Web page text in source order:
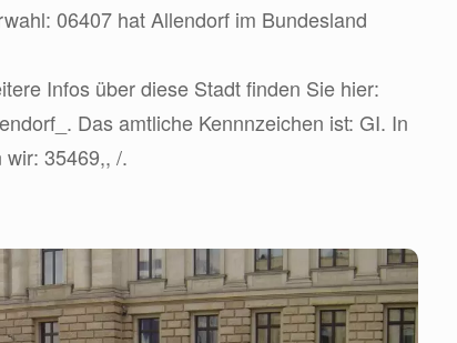
06407 hat Allendorf im Bundesland
Infos über diese Stadt finden Sie hier:
Das amtliche Kennnzeichen ist: GI. In
35469,, /.